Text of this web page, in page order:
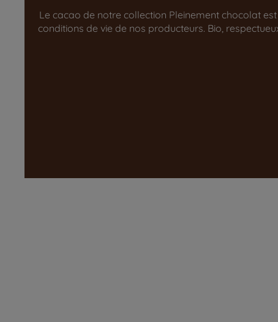
Le cacao de notre collection Pleinement chocolat
conditions de vie de nos producteurs. Bio,